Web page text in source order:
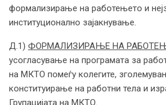
формализирање на работењето и
институционално зајакнување.
Д.1) ФОРМАЛИЗИРАЊЕ НА
усогласување на програмата за
на МКТО помеѓу колегите,
конституирање на работни тела и
Групацијата на МКТО.